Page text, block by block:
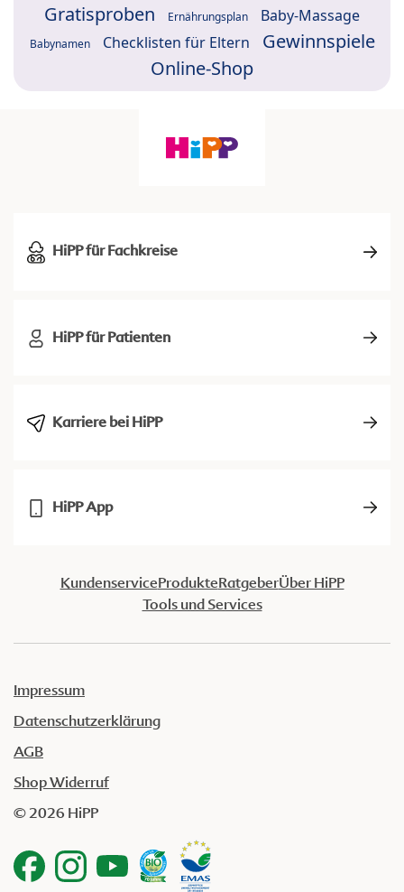
Gratisproben Ernährungsplan Baby-Massage
Babynamen Checklisten für Eltern
Gewinnspiele
Online-Shop
HiPP für Fachkreise
HiPP für Patienten
Karriere bei HiPP
HiPP App
KundenserviceProdukteRatgeberÜber HiPP
Tools und Services
Impressum
Datenschutzerklärung
AGB
Shop Widerruf
© 2026 HiPP